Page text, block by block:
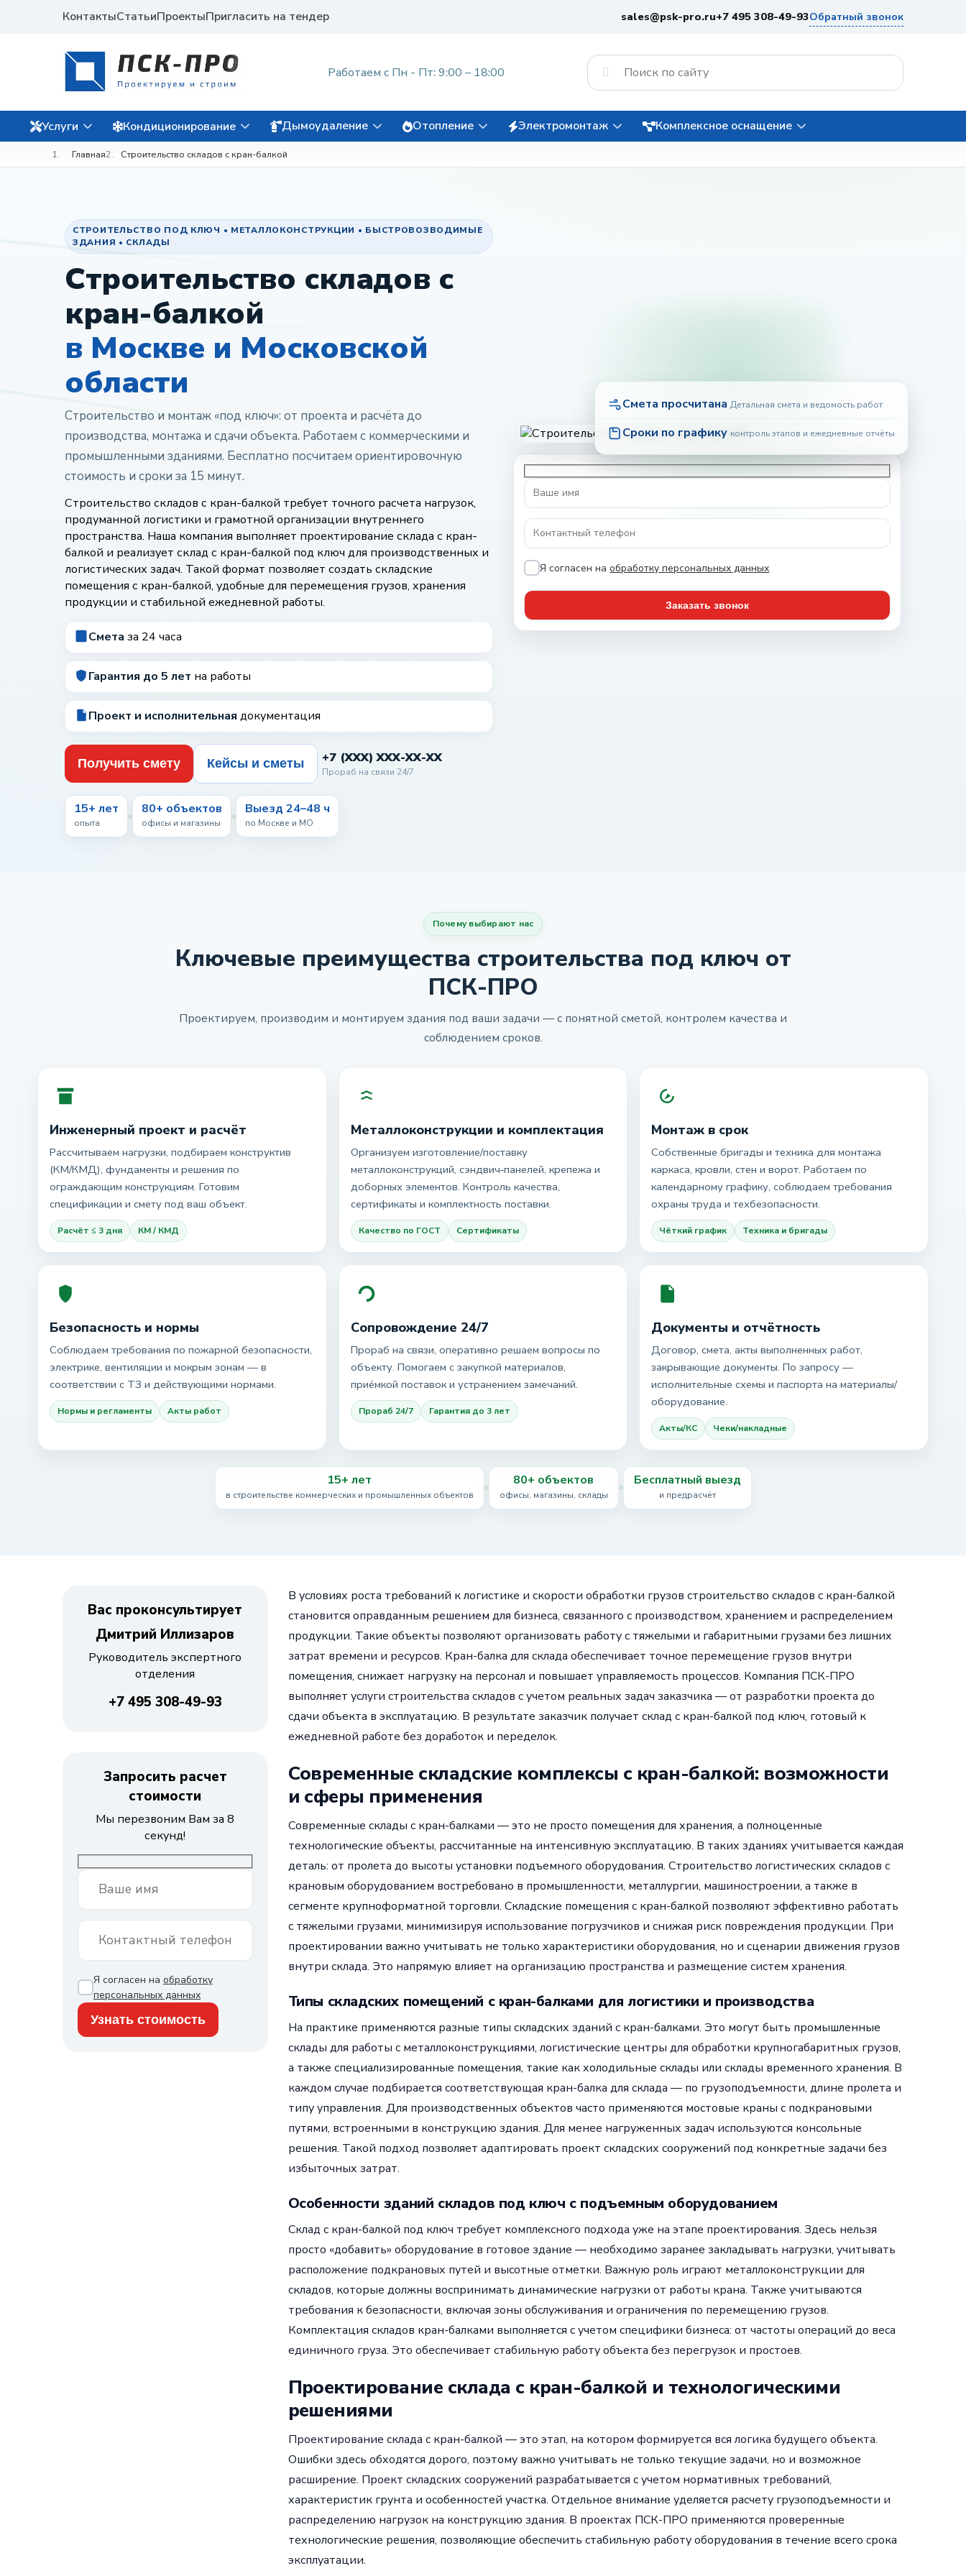
КонтактыСтатьиПроектыПригласить на тендер sales@psk-pro.ru+7 495 308-49-93Обратный звонок
Работаем с Пн - Пт: 9:00 – 18:00
Услуги Кондиционирование Дымоудаление Отопление Электромонтаж Комплексное оснащение
Главная Строительство складов с кран-балкой
СТРОИТЕЛЬСТВО ПОД КЛЮЧ • МЕТАЛЛОКОНСТРУКЦИИ • БЫСТРОВОЗВОДИМЫЕ
ЗДАНИЯ • СКЛАДЫ
Строительство складов с
кран-балкой
в Москве и Московской
области
Строительство и монтаж «под ключ»: от проекта и расчёта до
производства, монтажа и сдачи объекта. Работаем с коммерческими и
промышленными зданиями. Бесплатно посчитаем ориентировочную
стоимость и сроки за 15 минут.
Строительство складов с кран-балкой требует точного расчета нагрузок,
продуманной логистики и грамотной организации внутреннего
пространства. Наша компания выполняет проектирование склада с кран-
балкой и реализует склад с кран-балкой под ключ для производственных и
логистических задач. Такой формат позволяет создать складские
помещения с кран-балкой, удобные для перемещения грузов, хранения
продукции и стабильной ежедневной работы.
Смета за 24 часа
Гарантия до 5 лет на работы
Проект и исполнительная документация
Получить смету Кейсы и сметы +7 (XXX) XXX-XX-XX
Прораб на связи 24/7
15+ лет
опыта
80+ объектов
офисы и магазины
Выезд 24–48 ч
по Москве и МО
Смета просчитана Детальная смета и ведомость работ
Сроки по графику контроль этапов и ежедневные отчёты
Я согласен наобработку персональных данных
Почему выбирают нас
Ключевые преимущества строительства под ключ от
ПСК-ПРО
Проектируем, производим и монтируем здания под ваши задачи — с понятной сметой, контролем качества и
соблюдением сроков.
Инженерный проект и расчёт
Рассчитываем нагрузки, подбираем конструктив
(КМ/КМД), фундаменты и решения по
ограждающим конструкциям. Готовим
спецификации и смету под ваш объект.
Расчёт ≤ 3 дня КМ / КМД
Металлоконструкции и комплектация
Организуем изготовление/поставку
металлоконструкций, сэндвич‑панелей, крепежа и
доборных элементов. Контроль качества,
сертификаты и комплектность поставки.
Качество по ГОСТ Сертификаты
Монтаж в срок
Собственные бригады и техника для монтажа
каркаса, кровли, стен и ворот. Работаем по
календарному графику, соблюдаем требования
охраны труда и техбезопасности.
Чёткий график Техника и бригады
Безопасность и нормы
Соблюдаем требования по пожарной безопасности,
электрике, вентиляции и мокрым зонам — в
соответствии с ТЗ и действующими нормами.
Нормы и регламенты Акты работ
Сопровождение 24/7
Прораб на связи, оперативно решаем вопросы по
объекту. Помогаем с закупкой материалов,
приёмкой поставок и устранением замечаний.
Прораб 24/7 Гарантия до 3 лет
Документы и отчётность
Договор, смета, акты выполненных работ,
закрывающие документы. По запросу —
исполнительные схемы и паспорта на материалы/
оборудование.
Акты/КС Чеки/накладные
15+ лет
в строительстве коммерческих и промышленных объектов
80+ объектов
офисы, магазины, склады
Бесплатный выезд
и предрасчёт
Вас проконсультирует
Дмитрий Иллизаров
Руководитель экспертного
отделения
+7 495 308-49-93
Запросить расчет
стоимости
Мы перезвоним Вам за 8
секунд!
Я согласен на обработку
персональных данных
В условиях роста требований к логистике и скорости обработки грузов строительство складов с кран-балкой
становится оправданным решением для бизнеса, связанного с производством, хранением и распределением
продукции. Такие объекты позволяют организовать работу с тяжелыми и габаритными грузами без лишних
затрат времени и ресурсов. Кран-балка для склада обеспечивает точное перемещение грузов внутри
помещения, снижает нагрузку на персонал и повышает управляемость процессов. Компания ПСК-ПРО
выполняет услуги строительства складов с учетом реальных задач заказчика — от разработки проекта до
сдачи объекта в эксплуатацию. В результате заказчик получает склад с кран-балкой под ключ, готовый к
ежедневной работе без доработок и переделок.
Современные складские комплексы с кран-балкой: возможности
и сферы применения
Современные склады с кран-балками — это не просто помещения для хранения, а полноценные
технологические объекты, рассчитанные на интенсивную эксплуатацию. В таких зданиях учитывается каждая
деталь: от пролета до высоты установки подъемного оборудования. Строительство логистических складов с
крановым оборудованием востребовано в промышленности, металлургии, машиностроении, а также в
сегменте крупноформатной торговли. Складские помещения с кран-балкой позволяют эффективно работать
с тяжелыми грузами, минимизируя использование погрузчиков и снижая риск повреждения продукции. При
проектировании важно учитывать не только характеристики оборудования, но и сценарии движения грузов
внутри склада. Это напрямую влияет на организацию пространства и размещение систем хранения.
Типы складских помещений с кран-балками для логистики и производства
На практике применяются разные типы складских зданий с кран-балками. Это могут быть промышленные
склады для работы с металлоконструкциями, логистические центры для обработки крупногабаритных грузов,
а также специализированные помещения, такие как холодильные склады или склады временного хранения. В
каждом случае подбирается соответствующая кран-балка для склада — по грузоподъемности, длине пролета и
типу управления. Для производственных объектов часто применяются мостовые краны с подкрановыми
путями, встроенными в конструкцию здания. Для менее нагруженных задач используются консольные
решения. Такой подход позволяет адаптировать проект складских сооружений под конкретные задачи без
избыточных затрат.
Особенности зданий складов под ключ с подъемным оборудованием
Склад с кран-балкой под ключ требует комплексного подхода уже на этапе проектирования. Здесь нельзя
просто «добавить» оборудование в готовое здание — необходимо заранее закладывать нагрузки, учитывать
расположение подкрановых путей и высотные отметки. Важную роль играют металлоконструкции для
складов, которые должны воспринимать динамические нагрузки от работы крана. Также учитываются
требования к безопасности, включая зоны обслуживания и ограничения по перемещению грузов.
Комплектация складов кран-балками выполняется с учетом специфики бизнеса: от частоты операций до веса
единичного груза. Это обеспечивает стабильную работу объекта без перегрузок и простоев.
Проектирование склада с кран-балкой и технологическими
решениями
Проектирование склада с кран-балкой — это этап, на котором формируется вся логика будущего объекта.
Ошибки здесь обходятся дорого, поэтому важно учитывать не только текущие задачи, но и возможное
расширение. Проект складских сооружений разрабатывается с учетом нормативных требований,
характеристик грунта и особенностей участка. Отдельное внимание уделяется расчету грузоподъемности и
распределению нагрузок на конструкцию здания. В проектах ПСК-ПРО применяются проверенные
технологические решения, позволяющие обеспечить стабильную работу оборудования в течение всего срока
эксплуатации.